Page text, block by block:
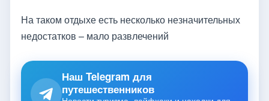
На таком отдыхе есть несколько незначительных
недостатков – мало развлечений
Наш Telegram для
путешественников